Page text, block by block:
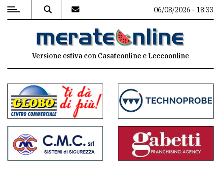
MENU
commenti
Contenuti
del
sito
06/08/2026 - 18:33
Versione estiva con Casateonline e Leccoonline